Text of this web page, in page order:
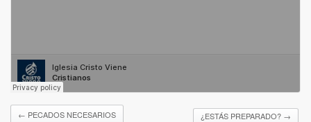
← PECADOS NECESARIOS ¿ESTÁS PREPARADO? →